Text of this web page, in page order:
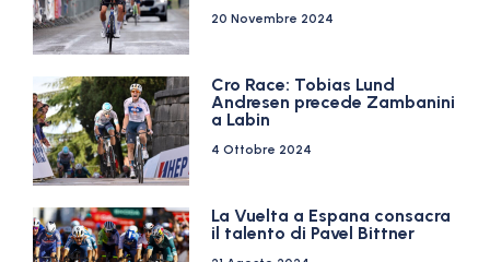
20 Novembre 2024
Cro Race: Tobias Lund
Andresen precede Zambanini
a Labin
4 Ottobre 2024
La Vuelta a Espana consacra
il talento di Pavel Bittner